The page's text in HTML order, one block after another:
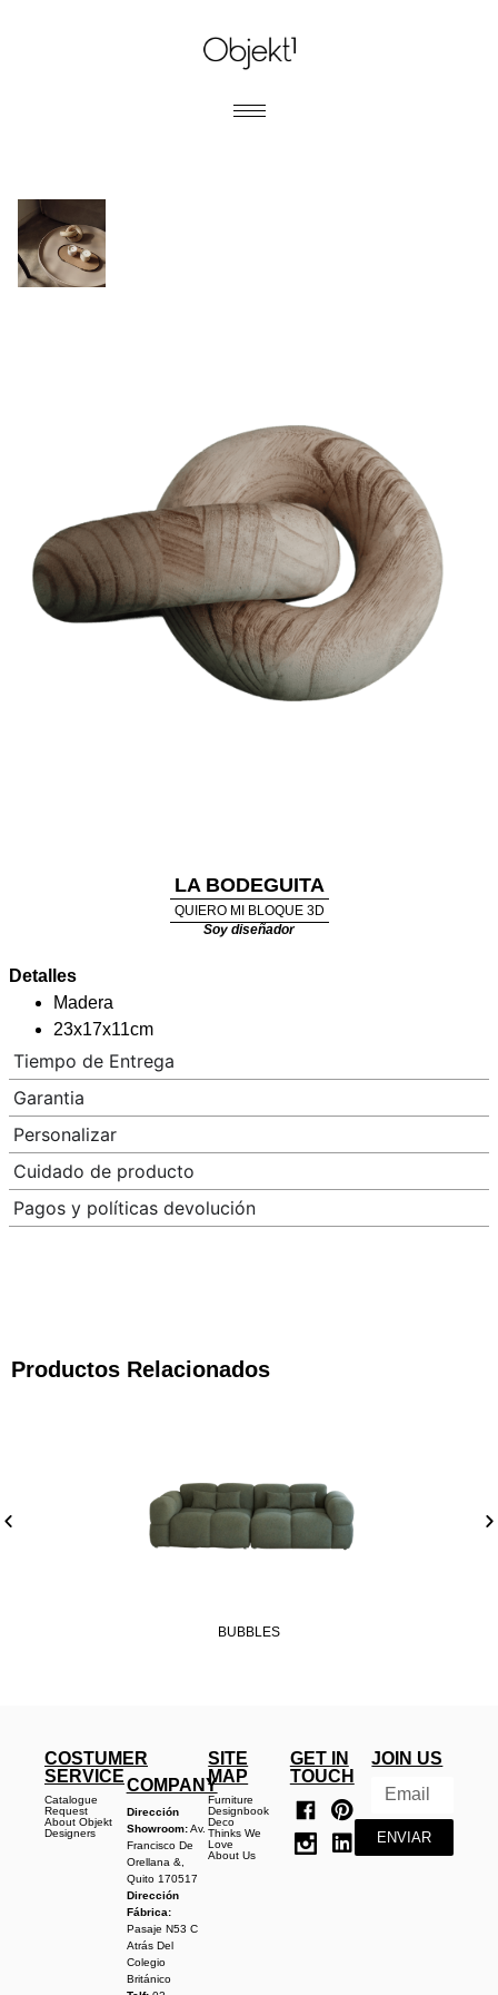
LA BODEGUITA
QUIERO MI BLOQUE 3D
Soy diseñador
Detalles
Madera
23x17x11cm
Tiempo de Entrega
Garantia
Personalizar
Cuidado de producto
Pagos y políticas devolución
Productos Relacionados
BUBBLES
COSTUMER
SERVICE
Catalogue
Request
About Objekt
Designers
COMPANY
Dirección
Showroom:Av.
Francisco De
Orellana &,
Quito 170517
Dirección
Fábrica:
Pasaje N53 C
Atrás Del
Colegio
Británico
SITE
MAP
Furniture
Designbook
Deco
Thinks We
Love
About Us
GET IN
TOUCH
JOIN US
ENVIAR